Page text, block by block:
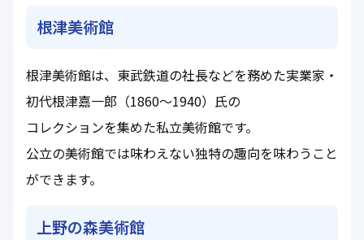
根津美術館
根津美術館は、東武鉄道の社長などを務めた実業家・
初代根津嘉一郎（1860～1940）氏の
コレクションを集めた私立美術館です。
公立の美術館では味わえない独特の趣向を味わうこと
ができます。
上野の森美術館